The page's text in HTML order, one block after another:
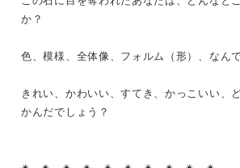
か？
色、模様、全体像、フォルム（形）、なん
きれい、かわいい、すてき、かっこいい、
かんだでしょう？